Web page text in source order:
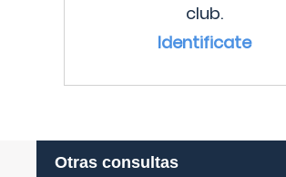
club.
Identificate
Otras consultas